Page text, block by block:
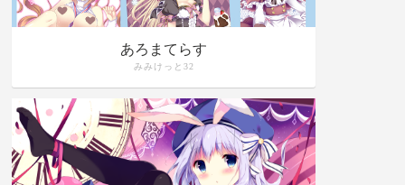
あろまてらす
みみけっと32